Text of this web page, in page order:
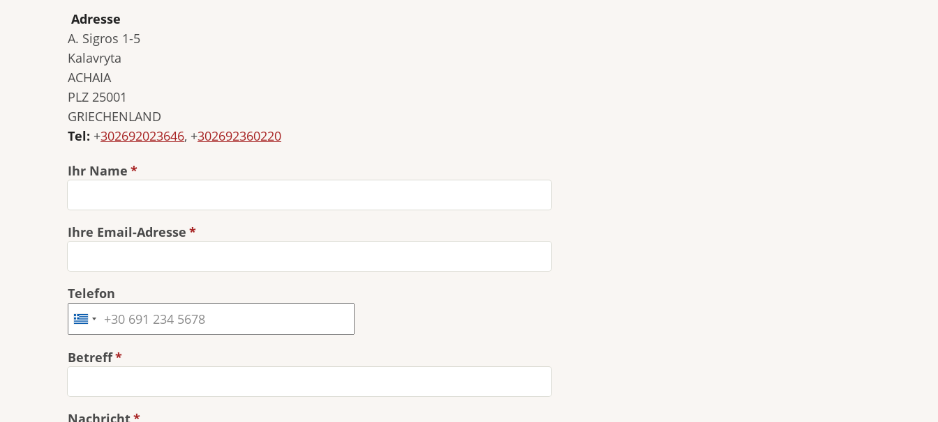
Adresse
A. Sigros 1-5
Kalavryta
ACHAIA
PLZ 25001
GRIECHENLAND
Tel: +302692023646, +302692360220
Ihr Name
Ihre Email-Adresse
Telefon
Betreff
Nachricht